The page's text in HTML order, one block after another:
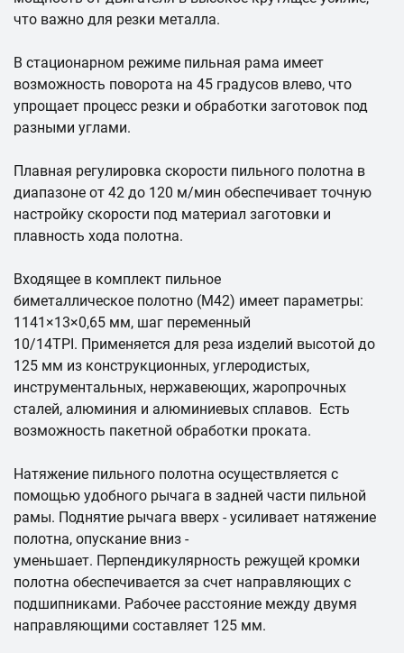
что важно для резки металла.
В стационарном режиме пильная рама имеет
возможность поворота на 45 градусов влево, что
упрощает процесс резки и обработки заготовок под
разными углами.
Плавная регулировка скорости пильного полотна в
диапазоне от 42 до 120 м/мин обеспечивает точную
настройку скорости под материал заготовки и
плавность хода полотна.
Входящее в комплект пильное
биметаллическое полотно (М42) имеет параметры:
1141×13×0,65 мм, шаг переменный
10/14TPI. Применяется для реза изделий высотой до
125 мм из конструкционных, углеродистых,
инструментальных, нержавеющих, жаропрочных
сталей, алюминия и алюминиевых сплавов. Есть
возможность пакетной обработки проката.
Натяжение пильного полотна осуществляется с
помощью удобного рычага в задней части пильной
рамы. Поднятие рычага вверх - усиливает натяжение
полотна, опускание вниз -
уменьшает. Перпендикулярность режущей кромки
полотна обеспечивается за счет направляющих с
подшипниками. Рабочее расстояние между двумя
направляющими составляет 125 мм.